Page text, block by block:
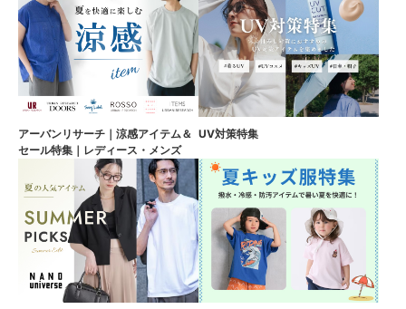
アーバンリサーチ｜涼感アイテム＆
セール特集｜レディース・メンズ
UV対策特集